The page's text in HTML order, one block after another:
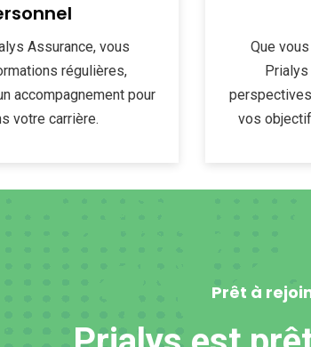
Assurance, vous
régulières,
accompagnement pour
votre carrière.
Que
vos
Prêt à